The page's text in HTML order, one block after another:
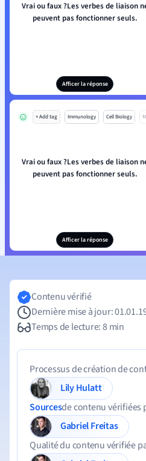
Vrai ou faux ?Les verbes de liaison
peuvent pas fonctionner seuls.
Afficer la réponse
+ Add tag Immunology Cell Biology
Vrai ou faux ?Les verbes de liaison
peuvent pas fonctionner seuls.
Afficer la réponse
Contenu vérifié
Dernière mise à jour:
Temps de lecture: 8 min
Processus de création de
Lily Hulatt
Sourcesde contenu vérifiées
Gabriel Freitas
Qualité du contenu vérifiée